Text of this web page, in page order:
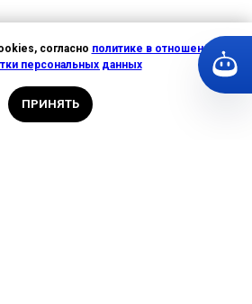
согласно политике в отношении
персональных данных
ПРИНЯТЬ